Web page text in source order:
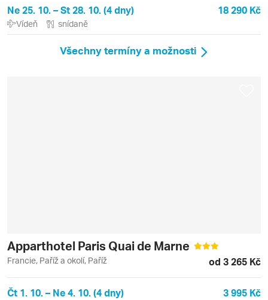
Ne 25. 10. – St 28. 10. (4 dny) 18 290 Kč
Vídeň snídaně
Všechny termíny a možnosti
Apparthotel Paris Quai de Marne
Francie, Paříž a okolí, Paříž od 3 265 Kč
Čt 1. 10. – Ne 4. 10. (4 dny) 3 995 Kč